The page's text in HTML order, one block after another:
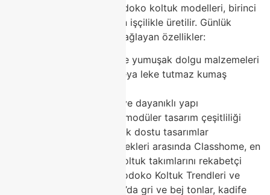
Koltuk Tercih Edilmeli?Modoko koltuk modelleri, birinci
sınıf malzemeler ve uzman işçilikle üretilir. Günlük
kullanımda üstün konfor sağlayan özellikler:
Ergonomik oturum ve yumuşak dolgu malzemeleri
Kadife, keten, deri veya leke tutmaz kumaş
Kolay temizlenebilir ve dayanıklı yapı
Modern, klasik veya modüler tasarım çeşitliliği
Uzun ömürlü ve sağlık dostu tasarımlar
Modoko’nun zengin seçenekleri arasında Classhome, en
şık ve konforlu Modoko koltuk takımlarını rekabetçi
fiyatlarla sunuyor.2026 Modoko Koltuk Trendleri ve
Classhome Modelleri2026’da gri ve bej tonlar, kadife